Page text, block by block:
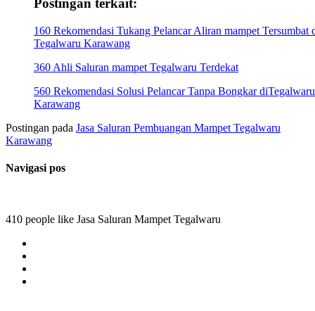
Postingan terkait:
160 Rekomendasi Tukang Pelancar Aliran mampet Tersumbat
Tegalwaru Karawang
360 Ahli Saluran mampet Tegalwaru Terdekat
560 Rekomendasi Solusi Pelancar Tanpa Bongkar diTegalwaru
Karawang
Postingan pada Jasa Saluran Pembuangan Mampet Tegalwaru
Karawang
Navigasi pos
410 people like Jasa Saluran Mampet Tegalwaru